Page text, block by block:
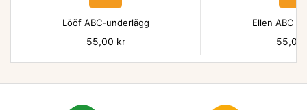
Lööf ABC-underlägg
Pris
55,00 kr
Ellen ABC
Pris
55,00